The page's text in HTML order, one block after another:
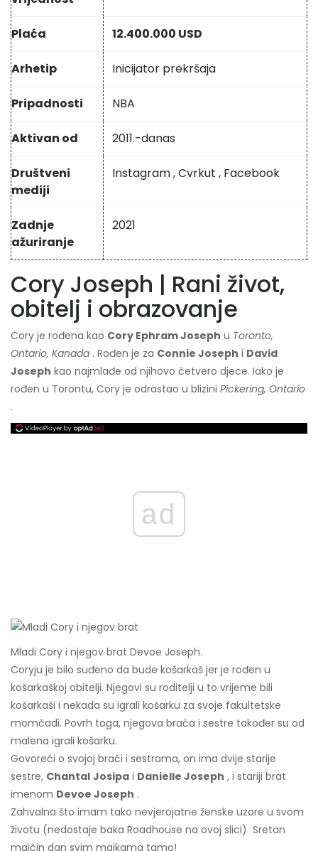
Plaća 12.400.000 USD
Arhetip Inicijator prekršaja
Pripadnosti NBA
Aktivan od 2011.-danas
Društveni
mediji
Instagram,Cvrkut , Facebook
Zadnje
ažuriranje
2021
Cory Joseph | Rani život,
obitelj i obrazovanje
Cory je rođena kao Cory Ephram Joseph u Toronto,
Ontario, Kanada . Rođen je za Connie Joseph i David
Joseph kao najmlađe od njihovo četvero djece. Iako je
rođen u Torontu, Cory je odrastao u blizini Pickering, Ontario
.
ad
Mladi Cory i njegov brat Devoe Joseph.
Coryju je bilo suđeno da bude košarkaš jer je rođen u
košarkaškoj obitelji. Njegovi su roditelji u to vrijeme bili
košarkaši i nekada su igrali košarku za svoje fakultetske
momčadi. Povrh toga, njegova braća i sestre također su od
malena igrali košarku.
Govoreći o svojoj braći i sestrama, on ima dvije starije
sestre, Chantal Josipa i Danielle Joseph , i stariji brat
imenom Devoe Joseph .
Zahvalna što imam tako nevjerojatne ženske uzore u svom
životu (nedostaje baka Roadhouse na ovoj slici) ️️ Sretan
majčin dan svim majkama tamo!